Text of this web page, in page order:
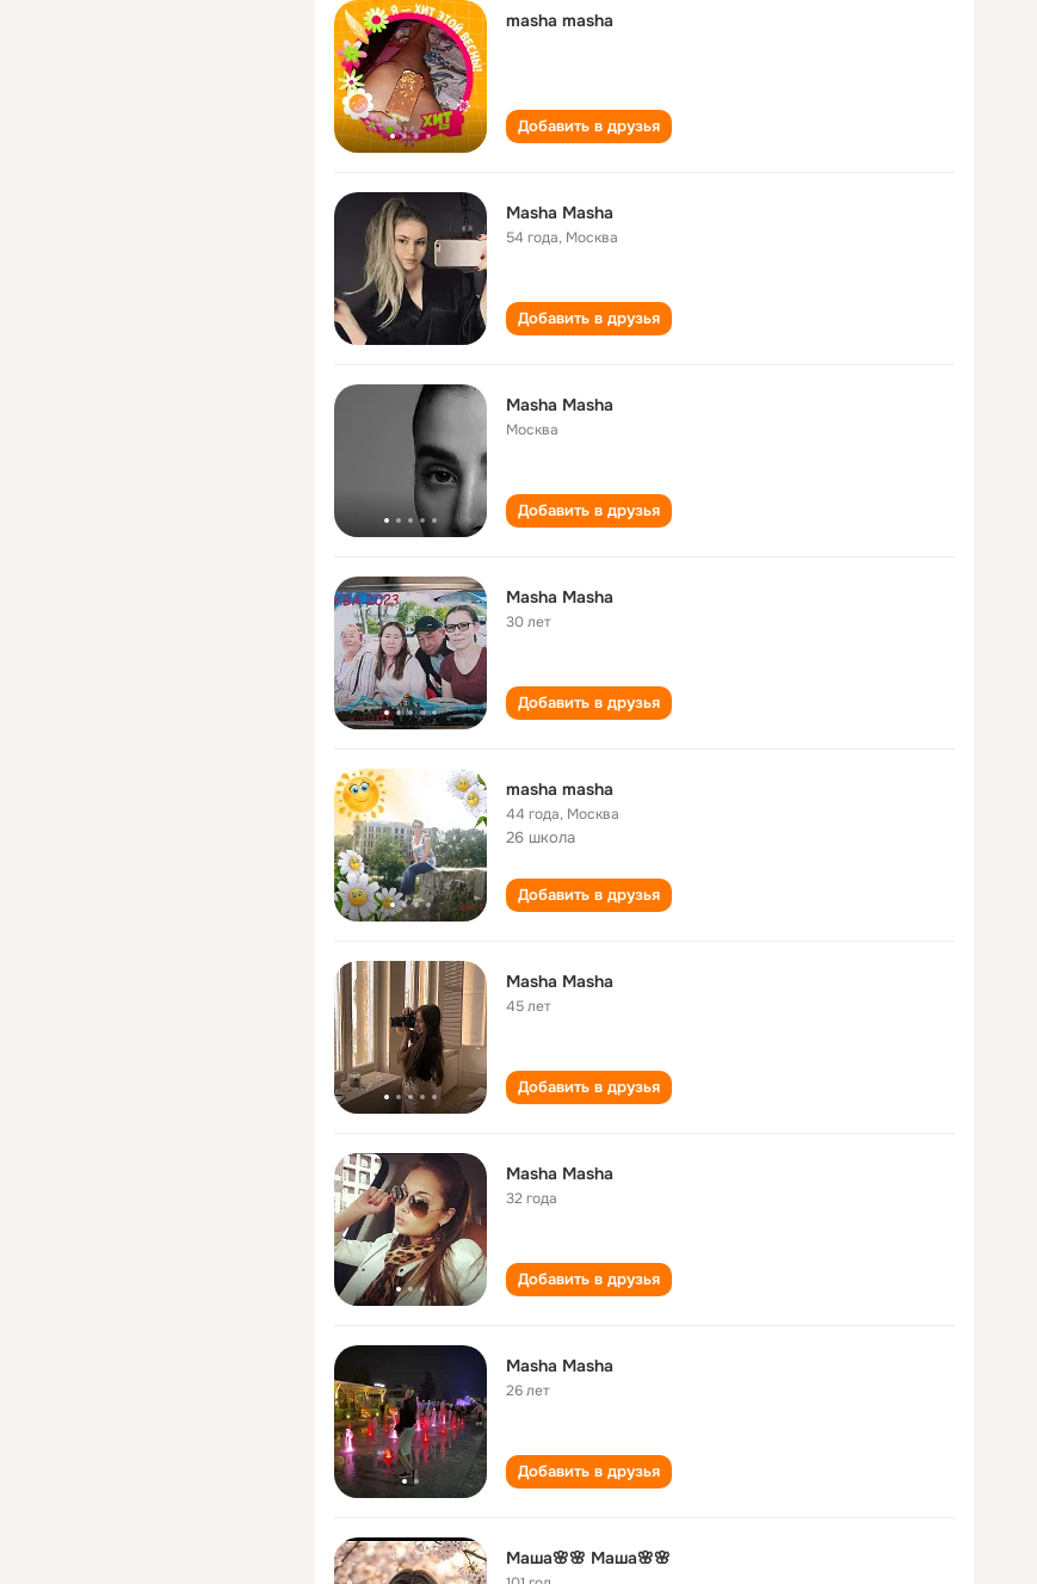
masha masha
Добавить в друзья
Masha Masha
54 года, Москва
Добавить в друзья
Masha Masha
Москва
Добавить в друзья
Masha Masha
30 лет
Добавить в друзья
masha masha
44 года, Москва
26 школа
Добавить в друзья
Masha Masha
45 лет
Добавить в друзья
Masha Masha
32 года
Добавить в друзья
Masha Masha
26 лет
Добавить в друзья
Маша🌸🌸 Маша🌸🌸